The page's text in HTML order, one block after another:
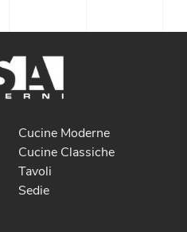
Cucine Moderne
Cucine Classiche
Tavoli
Sedie